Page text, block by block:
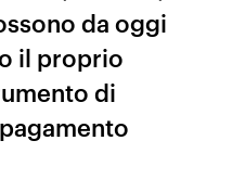
da oggi
il proprio
di